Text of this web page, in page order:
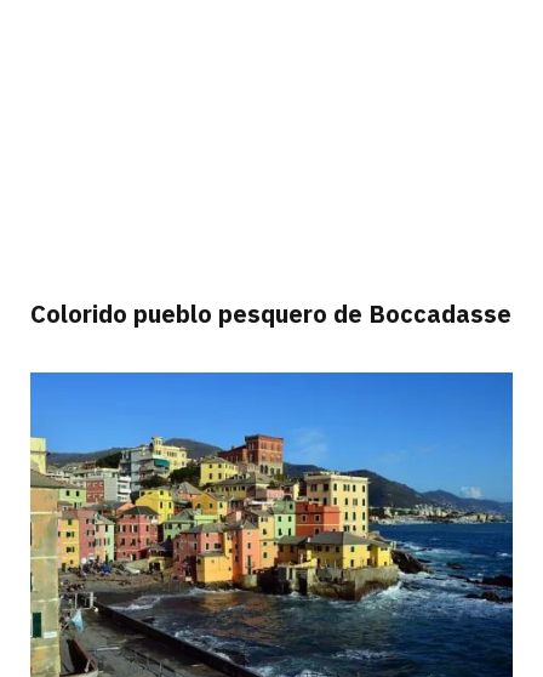
Colorido pueblo pesquero de Boccadasse